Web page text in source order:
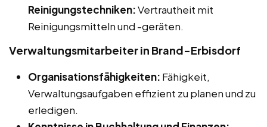
Reinigungstechniken:Vertrautheit mit
Reinigungsmitteln und -geräten.
Verwaltungsmitarbeiter in Brand-Erbisdorf
Organisationsfähigkeiten: Fähigkeit,
Verwaltungsaufgaben effizient zu planen und zu
erledigen.